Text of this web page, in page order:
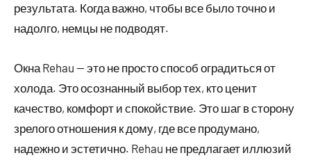
результата. Когда важно, чтобы все было точно и
надолго, немцы не подводят.
Окна Rehau — это не просто способ оградиться от
холода. Это осознанный выбор тех, кто ценит
качество, комфорт и спокойствие. Это шаг в сторону
зрелого отношения к дому, где все продумано,
надежно и эстетично. Rehau не предлагает иллюзий